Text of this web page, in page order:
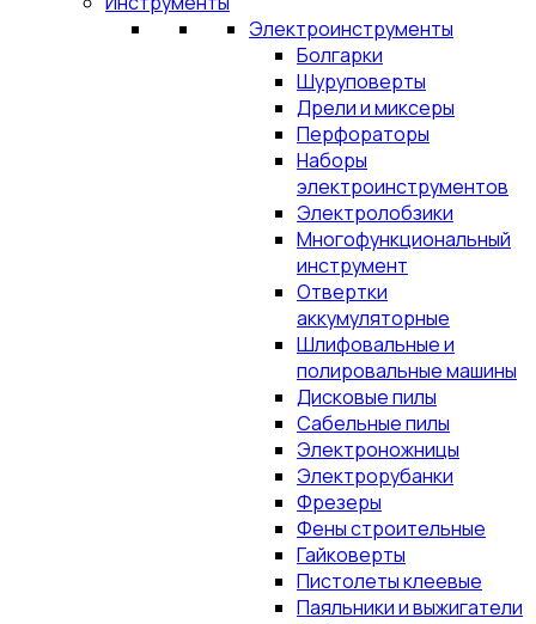
Электроинструменты
Болгарки
Шуруповерты
Дрели и миксеры
Перфораторы
Наборы
электроинструментов
Электролобзики
Многофункциональный
инструмент
Отвертки
аккумуляторные
Шлифовальные и
полировальные машины
Дисковые пилы
Сабельные пилы
Электроножницы
Электрорубанки
Фрезеры
Фены строительные
Гайковерты
Пистолеты клеевые
Паяльники и выжигатели